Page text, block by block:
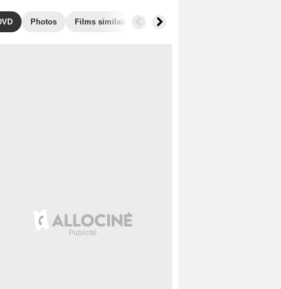
Photos Films similaires